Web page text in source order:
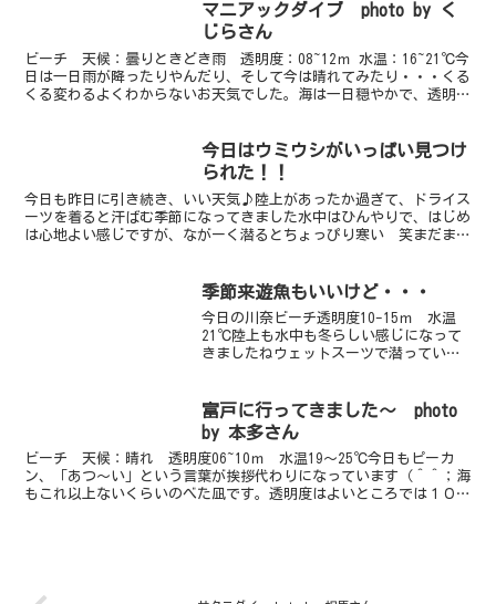
マニアックダイブ photo by く
じらさん
ビーチ 天候：曇りときどき雨 透明度：08~12ｍ 水温：16~21℃今
日は一日雨が降ったりやんだり、そして今は晴れてみたり・・・くる
くる変わるよくわからないお天気でした。海は一日穏やかで、透明度
今日はウミウシがいっぱい見つけ
られた！！
今日も昨日に引き続き、いい天気♪陸上があったか過ぎて、ドライス
ーツを着ると汗ばむ季節になってきました水中はひんやりで、はじめ
は心地よい感じですが、ながーく潜るとちょっぴり寒い 笑まだまだ
季節来遊魚もいいけど・・・
今日の川奈ビーチ透明度10-15ｍ 水温
21℃陸上も水中も冬らしい感じになって
きましたねウェットスーツで潜っている
ットな季節来遊魚で溢れていますニシキ
フウライウオ、ネジ...
富戸に行ってきました～ photo
by 本多さん
ビーチ 天候：晴れ 透明度06~10ｍ 水温19～25℃今日もピーカ
ン、「あつ～い」という言葉が挨拶代わりになっています（＾＾；海
もこれ以上ないくらいのべた凪です。透明度はよいところでは１０ｍ